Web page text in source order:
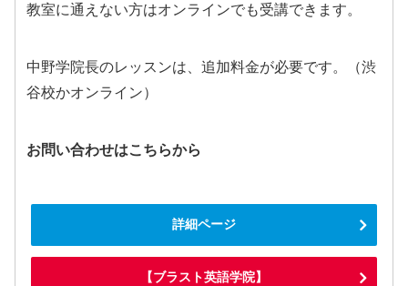
教室に通えない方はオンラインでも受講できます。
中野学院長のレッスンは、追加料金が必要です。（渋
谷校かオンライン）
お問い合わせはこちらから
詳細ページ
【ブラスト英語学院】